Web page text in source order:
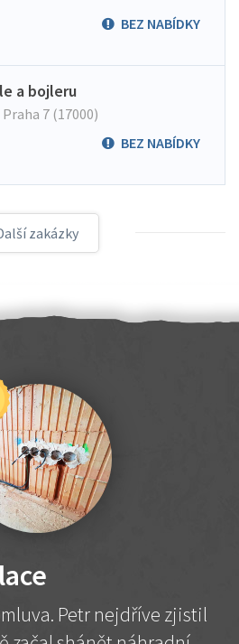
BEZ NABÍDKY
a bojleru
Praha 7 (17000)
BEZ NABÍDKY
zakázky
Petr nejdříve zjistil